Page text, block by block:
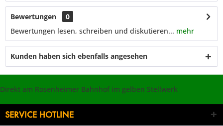
Bewertungen
0
Bewertungen lesen, schreiben und diskutieren... mehr
Kunden haben sich ebenfalls angesehen
Direkt am Rosenheimer Bahnhof im gelben Stellwerk
SERVICE HOTLINE